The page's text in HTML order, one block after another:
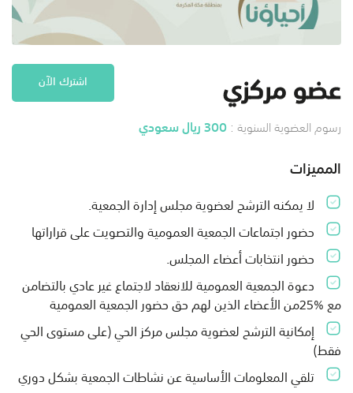
عضو مركزي اشترك الآن
رسوم العضوية السنوية : 300 ريال سعودي
المميزات
لا يمكنه الترشح لعضوية مجلس إدارة الجمعية.
حضور اجتماعات الجمعية العمومية والتصويت على قراراتها
حضور انتخابات أعضاء المجلس.
دعوة الجمعية العمومية للانعقاد لاجتماع غير عادي بالتضامن
مع %25من الأعضاء الذين لهم حق حضور الجمعية العمومية
إمكانية الترشح لعضوية مجلس مركز الحي (على مستوى الحي
فقط)
تلقي المعلومات الأساسية عن نشاطات الجمعية بشكل دوري